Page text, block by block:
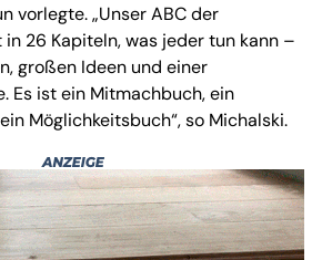
vorlegte. „Unser ABC der
26 Kapiteln, was jeder tun kann –
großen Ideen und einer
Es ist ein Mitmachbuch, ein
Möglichkeitsbuch“, so Michalski.